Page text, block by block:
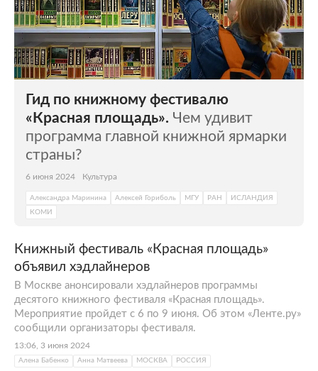
Гид по книжному фестивалю
«Красная площадь». Чем удивит
программа главной книжной ярмарки
страны?
6 июня 2024 Культура
Александра Маринина Алексей Гориболь МГУ РАН
ИСЛАНДИЯ
КОМИ
Книжный фестиваль «Красная площадь»
объявил хэдлайнеров
В Москве анонсировали хэдлайнеров программы
десятого книжного фестиваля «Красная площадь».
Мероприятие пройдет с 6 по 9 июня. Об этом «Ленте.ру»
сообщили организаторы фестиваля.
13:06, 3 июня 2024
Алена Бабенко Анна Матвеева МОСКВА РОССИЯ